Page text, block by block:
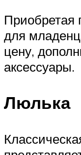
Приобретая
для
цену,
аксессуары.
Люлька